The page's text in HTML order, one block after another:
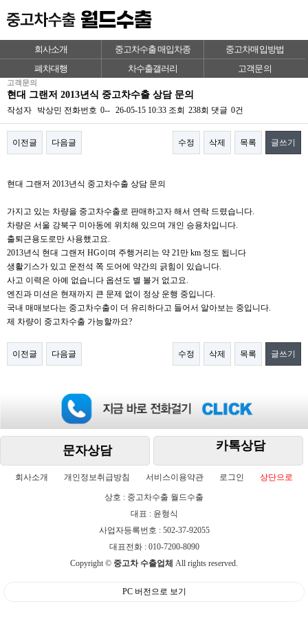
회사소개 중고차수출 매입차종
중고차매입방법
폐차대행
차수출갤러리 고객문의
고객문의
현대 그랜저 2013년식 중고차수출 상담 문의
작성자 박상민 전화번호 0-- 26-05-15 10:33 조회 238회 댓글 0건
이전글 다음글 수정 삭제 목록 글쓰기
현대 그랜저 2013년식 중고차수출 상담 문의
가지고 있는 차량을 중고차수출로 판매하고자 해서 연락 드렸습니다.
차량은 서울 강북구 미아동에 위치해 있으며 개인 승용차입니다.
출퇴근용도로만 사용했고요.
2013년식 현대 그랜저 HG이며 주행거리는 약 21만 km 정도 됩니다
생활기스가 있고 운전석 쪽 도어에 약간의 긁힘이 있습니다.
사고 이력은 아예 없습니다 옵션도 별 볼거 없고요.
엔진과 미션은 현재까지 큰 문제 없이 정상 운행 중입니다.
국내 매매보다는 중고차수출이 더 유리하다고 들어서 알아보는 중입니다.
제 차량이 중고차수출 가능할까요?
이전글 다음글 수정 삭제 목록 글쓰기
문자상담 카톡상담
회사소개 개인정보취급방침 서비스이용약관 로그인 상단으로
상호 : 중고차수출 월드수출
대표 : 윤형식
사업자등록번호 : 502-37-92055
대표전화 : 010-7200-8090
Copyright © 중고차 수출업체 All rights reserved.
PC 버전으로 보기